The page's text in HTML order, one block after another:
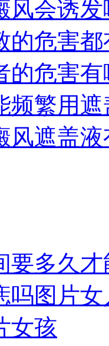
风会诱
的危害
的危害
频繁用
风遮盖
要多久
吗图片女
女孩